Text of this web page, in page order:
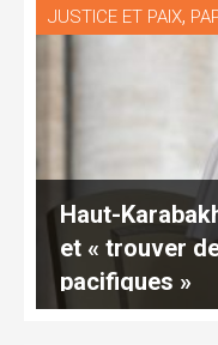
JUSTICE ET PAIX,
Haut-
et « trouver
pacifiques »